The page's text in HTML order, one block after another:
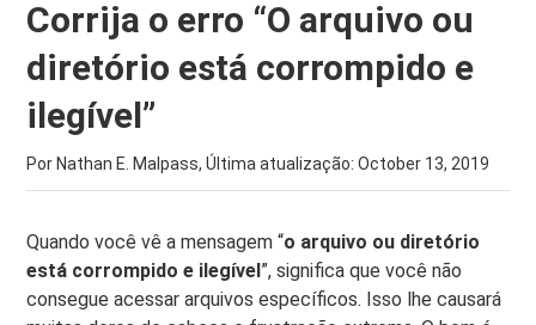
Corrija o erro “O arquivo ou
diretório está corrompido e
ilegível”
Por Nathan E. Malpass, Última atualização:October 13, 2019
Quando você vê a mensagem “o arquivo ou diretório
está corrompido e ilegível”, significa que você não
consegue acessar arquivos específicos. Isso lhe causará